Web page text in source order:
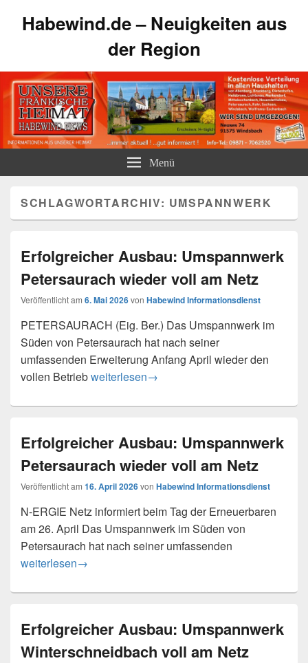
Habewind.de – Neuigkeiten aus
der Region
Menü
SCHLAGWORTARCHIV: UMSPANNWERK
Erfolgreicher Ausbau: Umspannwerk
Petersaurach wieder voll am Netz
Veröffentlicht am 6. Mai 2026von Habewind Informationsdienst
PETERSAURACH (Eig. Ber.) Das Umspannwerk im
Süden von Petersaurach hat nach seiner
umfassenden Erweiterung Anfang April wieder den
vollen BetriebErfolgreicher Ausbau: Umspannwerk
weiterlesen→
Erfolgreicher Ausbau: Umspannwerk
Petersaurach wieder voll am Netz
Veröffentlicht am 16. April 2026von Habewind Informationsdienst
N-ERGIE Netz informiert beim Tag der Erneuerbaren
am 26. April Das Umspannwerk im Süden von
Petersaurach hat nach seiner umfassenden
Erfolgreicher Ausbau: Umspannwerk Petersaurach wieder
weiterlesen→
Erfolgreicher Ausbau: Umspannwerk
Winterschneidbach voll am Netz